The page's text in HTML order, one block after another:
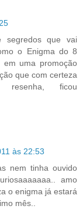
segredos que vai
o Enigma do 8
uma promoção
que com certeza
resenha, ficou
às 22:53
nem tinha ouvido
amo
o enigma já estará
mês..